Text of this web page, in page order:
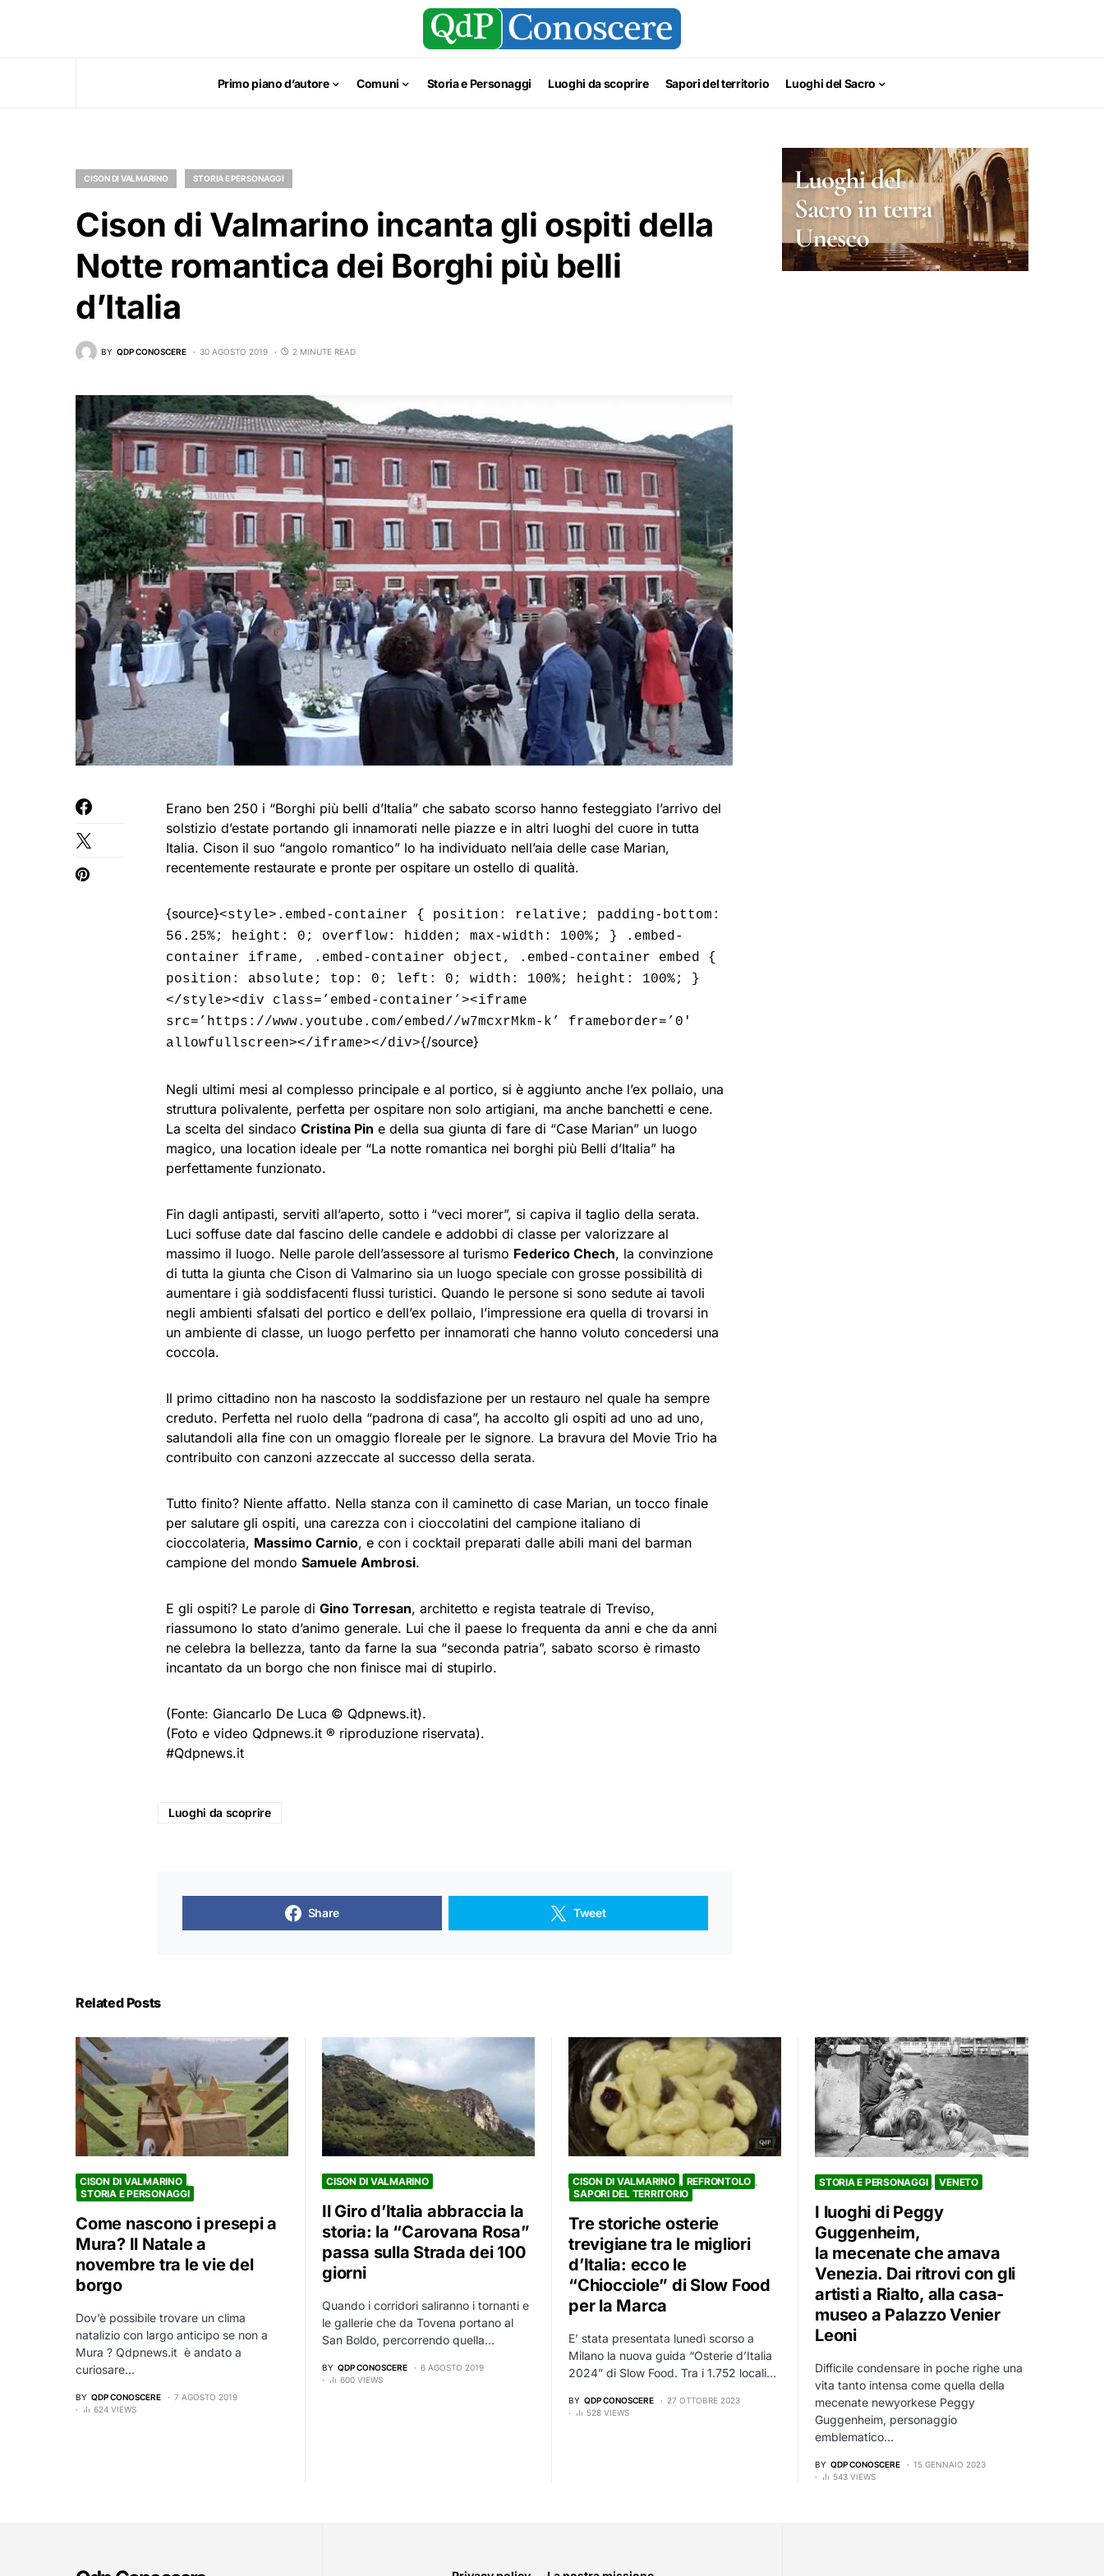
Primo piano d’autore Comuni Storia e Personaggi Luoghi da scoprire Sapori del territorio Luoghi del Sacro
CISON DI VALMARINO STORIA E PERSONAGGI
Cison di Valmarino incanta gli ospiti della
Notte romantica dei Borghi più belli
d’Italia
BY QDP CONOSCERE 30 AGOSTO 2019 2 MINUTE READ
Erano ben 250 i “Borghi più belli d’Italia” che sabato scorso hanno festeggiato l’arrivo del
solstizio d’estate portando gli innamorati nelle piazze e in altri luoghi del cuore in tutta
Italia. Cison il suo “angolo romantico” lo ha individuato nell’aia delle case Marian,
recentemente restaurate e pronte per ospitare un ostello di qualità.
{source}<style>.embed-container { position: relative; padding-bottom:
56.25%; height: 0; overflow: hidden; max-width: 100%; } .embed-
container iframe, .embed-container object, .embed-container embed {
position: absolute; top: 0; left: 0; width: 100%; height: 100%; }
</style><div class=’embed-container’><iframe
src=’https://www.youtube.com/embed//w7mcxrMkm-k’ frameborder=’0′
allowfullscreen></iframe></div>{/source}
Negli ultimi mesi al complesso principale e al portico, si è aggiunto anche l’ex pollaio, una
struttura polivalente, perfetta per ospitare non solo artigiani, ma anche banchetti e cene.
La scelta del sindaco Cristina Pin e della sua giunta di fare di “Case Marian” un luogo
magico, una location ideale per “La notte romantica nei borghi più Belli d’Italia” ha
perfettamente funzionato.
Fin dagli antipasti, serviti all’aperto, sotto i “veci morer”, si capiva il taglio della serata.
Luci soffuse date dal fascino delle candele e addobbi di classe per valorizzare al
massimo il luogo. Nelle parole dell’assessore al turismo Federico Chech, la convinzione
di tutta la giunta che Cison di Valmarino sia un luogo speciale con grosse possibilità di
aumentare i già soddisfacenti flussi turistici. Quando le persone si sono sedute ai tavoli
negli ambienti sfalsati del portico e dell’ex pollaio, l’impressione era quella di trovarsi in
un ambiente di classe, un luogo perfetto per innamorati che hanno voluto concedersi una
coccola.
Il primo cittadino non ha nascosto la soddisfazione per un restauro nel quale ha sempre
creduto. Perfetta nel ruolo della “padrona di casa”, ha accolto gli ospiti ad uno ad uno,
salutandoli alla fine con un omaggio floreale per le signore. La bravura del Movie Trio ha
contribuito con canzoni azzeccate al successo della serata.
Tutto finito? Niente affatto. Nella stanza con il caminetto di case Marian, un tocco finale
per salutare gli ospiti, una carezza con i cioccolatini del campione italiano di
cioccolateria, Massimo Carnio, e con i cocktail preparati dalle abili mani del barman
campione del mondo Samuele Ambrosi.
E gli ospiti? Le parole di Gino Torresan, architetto e regista teatrale di Treviso,
riassumono lo stato d’animo generale. Lui che il paese lo frequenta da anni e che da anni
ne celebra la bellezza, tanto da farne la sua “seconda patria”, sabato scorso è rimasto
incantato da un borgo che non finisce mai di stupirlo.
(Fonte: Giancarlo De Luca © Qdpnews.it).
(Foto e video Qdpnews.it ® riproduzione riservata).
#Qdpnews.it
Luoghi da scoprire
Share Tweet
Related Posts
CISON DI VALMARINO
STORIA E PERSONAGGI
Come nascono i presepi a
Mura? Il Natale a
novembre tra le vie del
borgo
Dov’è possibile trovare un clima
natalizio con largo anticipo se non a
Mura ? Qdpnews.it è andato a
curiosare…
BY QDP CONOSCERE
7 AGOSTO 2019
624 VIEWS
CISON DI VALMARINO
Il Giro d’Italia abbraccia la
storia: la “Carovana Rosa”
passa sulla Strada dei 100
giorni
Quando i corridori saliranno i tornanti e
le gallerie che da Tovena portano al
San Boldo, percorrendo quella…
BY QDP CONOSCERE
6 AGOSTO 2019
600 VIEWS
CISON DI VALMARINO
REFRONTOLO
SAPORI DEL TERRITORIO
Tre storiche osterie
trevigiane tra le migliori
d’Italia: ecco le
“Chiocciole” di Slow Food
per la Marca
E’ stata presentata lunedì scorso a
Milano la nuova guida “Osterie d’Italia
2024” di Slow Food. Tra i 1.752 locali…
BY QDP CONOSCERE
27 OTTOBRE 2023
528 VIEWS
STORIA E PERSONAGGI VENETO
I luoghi di Peggy
Guggenheim,
la mecenate che amava
Venezia. Dai ritrovi con gli
artisti a Rialto, alla casa-
museo a Palazzo Venier
Leoni
Difficile condensare in poche righe una
vita tanto intensa come quella della
mecenate newyorkese Peggy
Guggenheim, personaggio
emblematico…
BY QDP CONOSCERE
15 GENNAIO 2023
543 VIEWS